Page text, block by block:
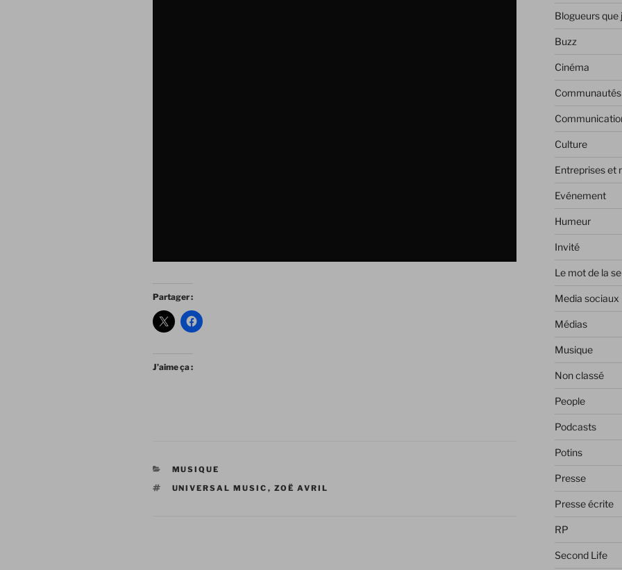
Partager :
J’aime ça :
CATÉGORIES
MUSIQUE
ÉTIQUETTES
UNIVERSAL MUSIC , ZOË AVRIL
Blogueurs que
Buzz
Cinéma
Communautés
Culture
Entreprises et
Evénement
Humeur
Invité
Le mot de la
Media sociaux
Médias
Musique
Non classé
People
Podcasts
Potins
Presse
Presse écrite
RP
Second Life